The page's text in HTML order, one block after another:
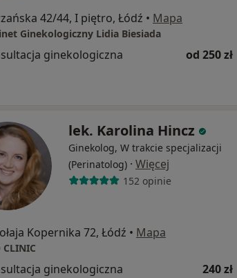
42/44, I piętro, Łódź • Mapa
Ginekologiczny Lidia Biesiada
ginekologiczna od 250 zł
lek. Karolina Hincz
Ginekolog, W trakcie specjalizacji
(Perinatolog) · Więcej
152 opinie
Kopernika 72, Łódź • Mapa
CLINIC
ginekologiczna 240 zł